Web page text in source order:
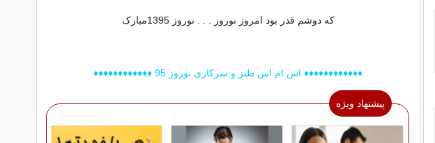
که دوشم قدر بود امروز نوروز . . . نوروز 1395مبارک
♦♦♦♦♦♦♦♦♦♦♦♦ اس ام اس طنز و سرکاری نوروز 95 ♦♦♦♦♦♦♦♦♦♦♦♦
پیشنهاد ویژه